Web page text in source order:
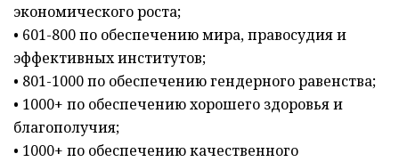
экономического роста;
• 601-800 по обеспечению мира, правосудия и
эффективных институтов;
• 801-1000 по обеспечению гендерного равенства;
• 1000+ по обеспечению хорошего здоровья и
благополучия;
• 1000+ по обеспечению качественного